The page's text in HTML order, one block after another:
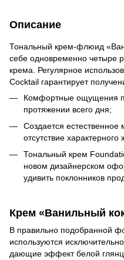
Описание
Тональный крем-флюид
себе одновременно четыре
крема. Регулярное
Cocktail гарантирует
Комфортные ощущения
протяжении всего дня;
Создается
отсутствие характерного
Тональный крем
новом дизайнерском
удивить поклонников
Крем «Ванильный
В правильно подобранной
используются
дающие эффект белой